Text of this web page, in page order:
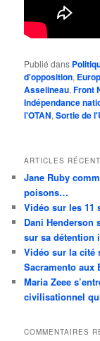
Publié dans
d'opposition,
Asselineau,Front
Indépendance
l'OTAN,Sortie de
ARTICLES
Jane Ruby
poisons…
Vidéo sur les 11
Dani Henderson
sur sa détention
Vidéo sur la cité
Sacramento aux
Maria Zeee
civilisationnel
COMMENTAIRES